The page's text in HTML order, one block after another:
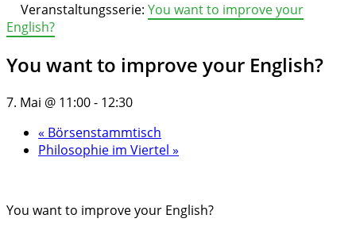
Veranstaltungsserie: You want to improve your
English?
You want to improve your English?
7. Mai @ 11:00- 12:30
« Börsenstammtisch
Philosophie im Viertel »
You want to improve your English?